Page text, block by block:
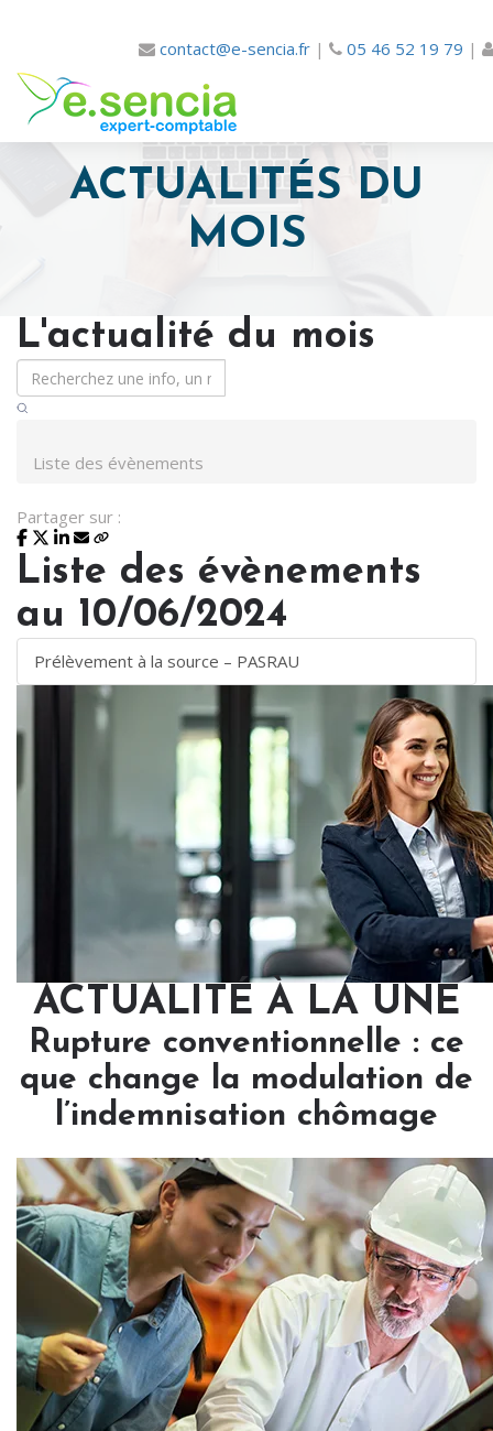
contact@e-sencia.fr | 05 46 52 19 79 |
ACTUALITÉS DU
MOIS
L'actualité du mois
Liste des évènements
Partager sur :
Liste des évènements
au 10/06/2024
Prélèvement à la source – PASRAU
ACTUALITÉ À LA UNE
Rupture conventionnelle : ce
que change la modulation de
l’indemnisation chômage